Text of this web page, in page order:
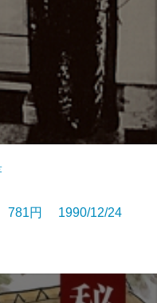
781円 1990/12/24